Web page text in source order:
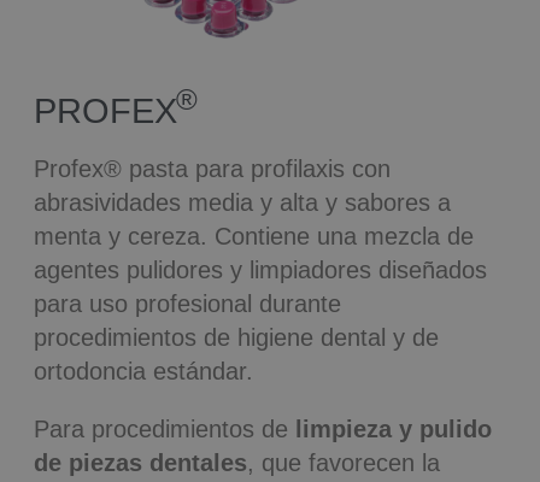
PROFEX®
Profex® pasta para profilaxis con
abrasividades media y alta y sabores a
menta y cereza. Contiene una mezcla de
agentes pulidores y limpiadores diseñados
para uso profesional durante
procedimientos de higiene dental y de
ortodoncia estándar.
Para procedimientos de
limpieza y pulido
de piezas dentales, que favorecen la